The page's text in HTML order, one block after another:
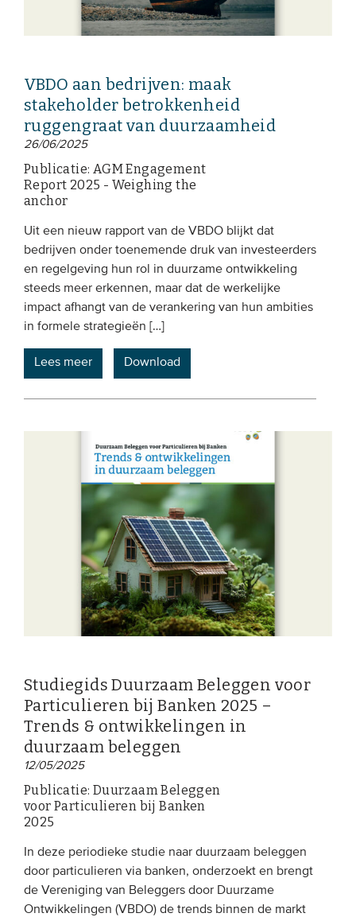
VBDO aan bedrijven: maak
stakeholder betrokkenheid
ruggengraat van duurzaamheid
26/06/2025
Publicatie: AGM Engagement
Report 2025 - Weighing the
anchor
Uit een nieuw rapport van de VBDO blijkt dat
bedrijven onder toenemende druk van investeerders
en regelgeving hun rol in duurzame ontwikkeling
steeds meer erkennen, maar dat de werkelijke
impact afhangt van de verankering van hun ambities
in formele strategieën […]
Lees meer Download
Studiegids Duurzaam Beleggen voor
Particulieren bij Banken 2025 –
Trends & ontwikkelingen in
duurzaam beleggen
12/05/2025
Publicatie: Duurzaam Beleggen
voor Particulieren bij Banken
2025
In deze periodieke studie naar duurzaam beleggen
door particulieren via banken, onderzoekt en brengt
de Vereniging van Beleggers door Duurzame
Ontwikkelingen (VBDO) de trends binnen de markt